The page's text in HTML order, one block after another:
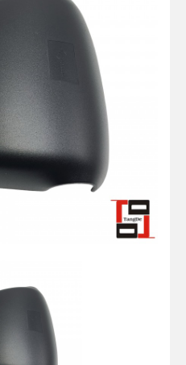
и светоотражатели
и